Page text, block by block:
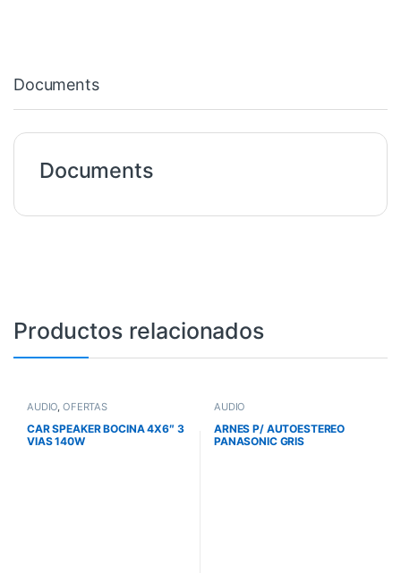
Documents
Documents
Productos relacionados
AUDIO ,OFERTAS
CAR SPEAKER BOCINA 4X6″ 3
VIAS 140W
AUDIO
ARNES P/ AUTOESTEREO
PANASONIC GRIS